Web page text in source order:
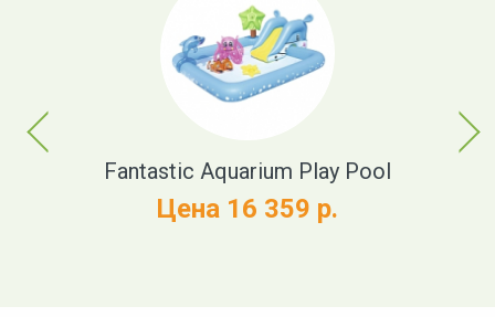
Previous
Fantastic Aquarium Play Pool
Цена 16 359 р.
Next